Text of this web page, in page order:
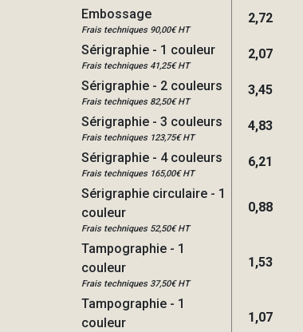
Embossage
Frais techniques 90,00€ HT
2,72
Sérigraphie - 1 couleur
Frais techniques 41,25€ HT
2,07
Sérigraphie - 2 couleurs
Frais techniques 82,50€ HT
3,45
Sérigraphie - 3 couleurs
Frais techniques 123,75€ HT
4,83
Sérigraphie - 4 couleurs
Frais techniques 165,00€ HT
6,21
Sérigraphie circulaire - 1
couleur
Frais techniques 52,50€ HT
0,88
Tampographie - 1
couleur
Frais techniques 37,50€ HT
1,53
Tampographie - 1
couleur
1,07